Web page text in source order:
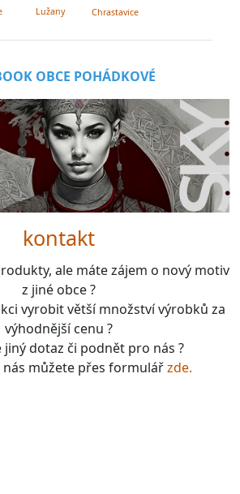
Lužany
Chrastavice
OBCE POHÁDKOVÉ
kontakt
ale máte zájem o nový motiv
z jiné obce ?
vyrobit větší množství výrobků za
výhodnější cenu ?
jiný dotaz či podnět pro nás ?
můžete přes formulářzde.